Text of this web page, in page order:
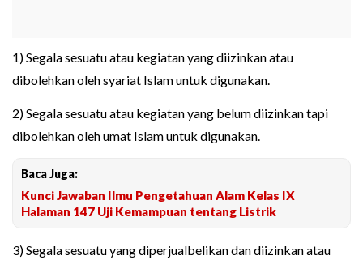
1) Segala sesuatu atau kegiatan yang diizinkan atau
dibolehkan oleh syariat Islam untuk digunakan.
2) Segala sesuatu atau kegiatan yang belum diizinkan tapi
dibolehkan oleh umat Islam untuk digunakan.
Baca Juga:
Kunci Jawaban Ilmu Pengetahuan Alam Kelas IX
Halaman 147 Uji Kemampuan tentang Listrik
3) Segala sesuatu yang diperjualbelikan dan diizinkan atau